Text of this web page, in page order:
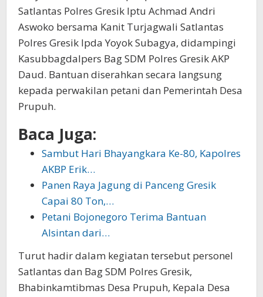
Satlantas Polres Gresik Iptu Achmad Andri
Aswoko bersama Kanit Turjagwali Satlantas
Polres Gresik Ipda Yoyok Subagya, didampingi
Kasubbagdalpers Bag SDM Polres Gresik AKP
Daud. Bantuan diserahkan secara langsung
kepada perwakilan petani dan Pemerintah Desa
Prupuh.
Baca Juga:
Sambut Hari Bhayangkara Ke-80, Kapolres
AKBP Erik…
Panen Raya Jagung di Panceng Gresik
Capai 80 Ton,…
Petani Bojonegoro Terima Bantuan
Alsintan dari…
Turut hadir dalam kegiatan tersebut personel
Satlantas dan Bag SDM Polres Gresik,
Bhabinkamtibmas Desa Prupuh, Kepala Desa